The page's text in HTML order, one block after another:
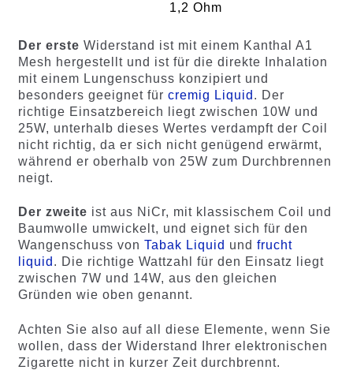
1,2 Ohm
Der erste Widerstand ist mit einem Kanthal A1
Mesh hergestellt und ist für die direkte Inhalation
mit einem Lungenschuss konzipiert und
besonders geeignet für cremig Liquid . Der
richtige Einsatzbereich liegt zwischen 10W und
25W, unterhalb dieses Wertes verdampft der Coil
nicht richtig, da er sich nicht genügend erwärmt,
während er oberhalb von 25W zum Durchbrennen
neigt.
Der zweite ist aus NiCr, mit klassischem Coil und
Baumwolle umwickelt, und eignet sich für den
Wangenschuss von Tabak Liquid und frucht
liquid . Die richtige Wattzahl für den Einsatz liegt
zwischen 7W und 14W, aus den gleichen
Gründen wie oben genannt.
Achten Sie also auf all diese Elemente, wenn Sie
wollen, dass der Widerstand Ihrer elektronischen
Zigarette nicht in kurzer Zeit durchbrennt.